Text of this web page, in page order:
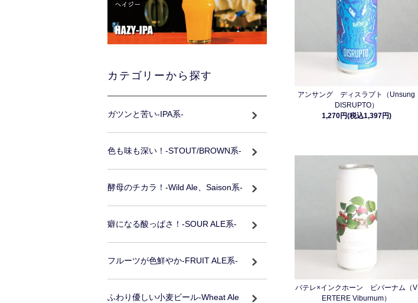
アンサング ディスラプト（Unsung
DISRUPTO）
1,270円(税込1,397円)
バテレ×インクホーン ビバーナム（V
ERTERE Viburnum）
カテゴリーから探す
ガツンと苦い-IPA系-
色も味も深い！-STOUT/BROWN系-
酵母のチカラ！-Wild Ale、Saison系-
癖になる酸っぱさ！-SOUR ALE系-
フルーツが色鮮やか-FRUIT ALE系-
ふわり優しい小麦ビール-Wheat Ale